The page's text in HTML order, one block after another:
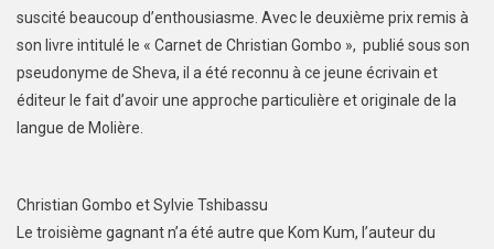
suscité beaucoup d’enthousiasme. Avec le deuxième prix remis à
son livre intitulé le « Carnet de Christian Gombo », publié sous son
pseudonyme de Sheva, il a été reconnu à ce jeune écrivain et
éditeur le fait d’avoir une approche particulière et originale de la
langue de Molière.
Christian Gombo et Sylvie Tshibassu
Le troisième gagnant n’a été autre que Kom Kum, l’auteur du